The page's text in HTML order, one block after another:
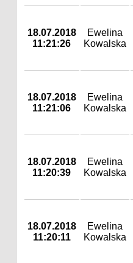
18.07.2018
11:21:26
Ewelina
Kowalska
18.07.2018
11:21:06
Ewelina
Kowalska
18.07.2018
11:20:39
Ewelina
Kowalska
18.07.2018
11:20:11
Ewelina
Kowalska